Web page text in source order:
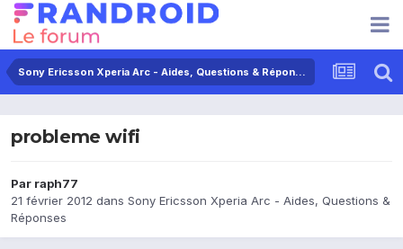
Sony Ericsson Xperia Arc - Aides, Questions & Réponses
probleme wifi
Par raph77
21 février 2012 dans Sony Ericsson Xperia Arc - Aides, Questions &
Réponses